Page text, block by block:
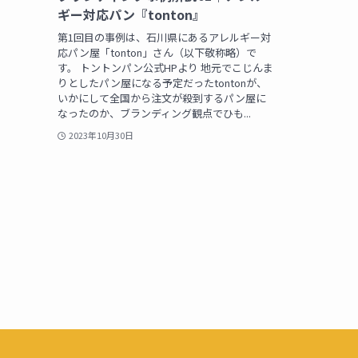
ギー対応パン『tonton』
第1回目の事例は、石川県にあるアレルギー対
応パン屋「tonton」さん（以下敬称略）で
す。 トントンパン公式HPより 地元でこじんま
りとしたパン屋になる予定だったtontonが、
いかにして全国から注文が殺到するパン屋に
なったのか、ブランディング観点でひも...
2023年10月30日